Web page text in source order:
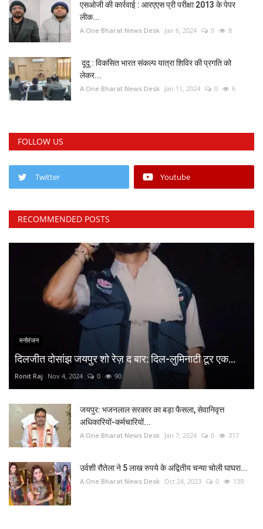
एसओजी की कार्रवाई : आरएएस प्री परीक्षा 2013 के पेपर
लीक...
A One Bharat News Desk Jan 6, 2024 0 8
दूदू : विकसित भारत संकल्प यात्रा शिविर की प्रगति को
लेकर...
A One Bharat News Desk Jan 11, 2024 0 6
FOLLOW US
Twitter Youtube
RECOMMENDED POSTS
मनोरंजन
दिलजीत दोसांझ जयपुर शो रेज़ द बार: दिल-लुमिनाटी टूर एक...
Ronit Raj Nov 4, 2024 0 90
जयपुर: भजनलाल सरकार का बड़ा फैसला, सेवानिवृत्त
अधिकारियों-कर्मचारियों...
A One Bharat News Desk Jan 7, 2024 0 317
उर्वशी रौतेला ने 5 लाख रुपये के अद्वितीय चन्या चोली घाघरा...
A One Bharat News Desk Oct 24, 2023 0 139